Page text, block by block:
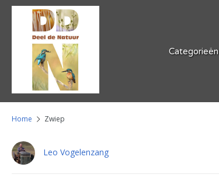
Categorieën
Home Zwiep
Leo Vogelenzang